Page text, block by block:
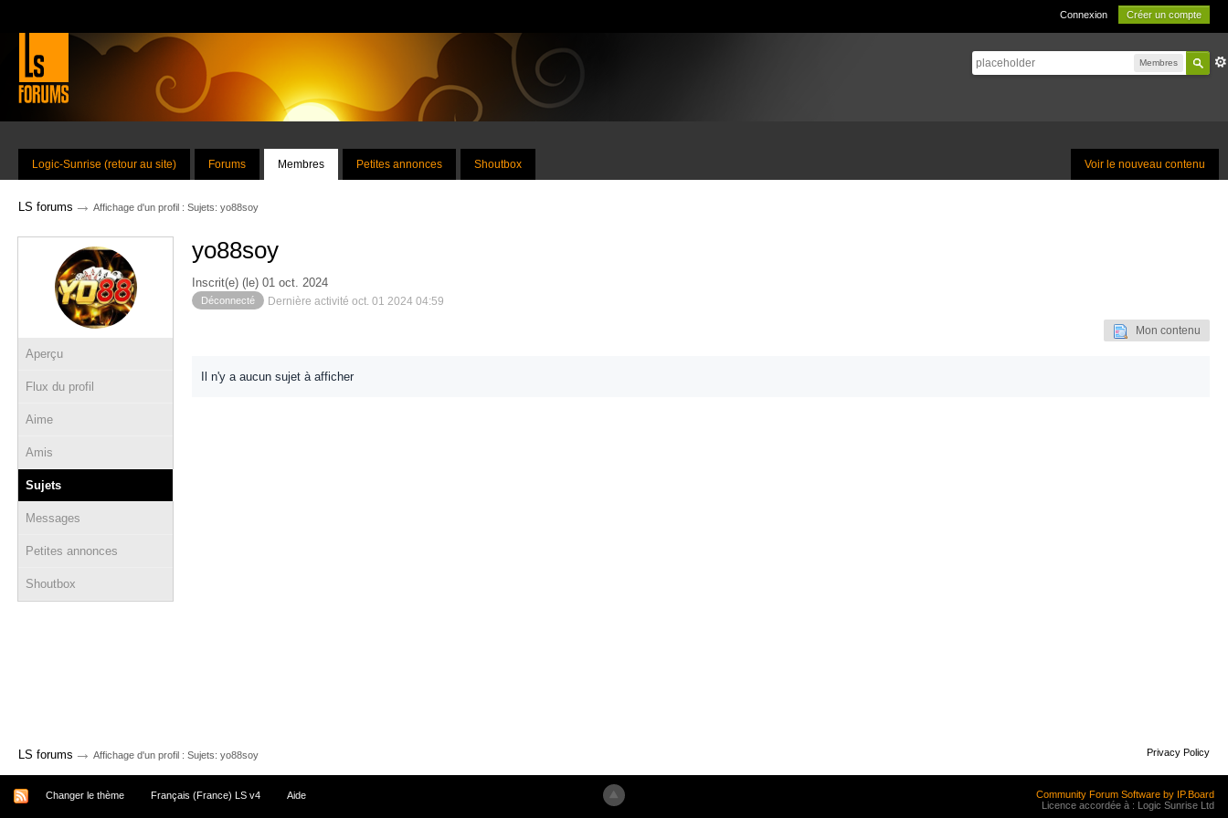
Connexion Créer un compte
Membres
Voir le nouveau contenu
Logic-Sunrise (retour au site) Forums Membres Petites annonces Shoutbox
LS forums → Affichage d'un profil : Sujets: yo88soy
Aperçu
Flux du profil
Aime
Amis
Sujets
Messages
Petites annonces
Shoutbox
yo88soy
Inscrit(e) (le) 01 oct. 2024
Déconnecté Dernière activité oct. 01 2024 04:59
Mon contenu
Il n'y a aucun sujet à afficher
LS forums → Affichage d'un profil : Sujets: yo88soy Privacy Policy
Changer le thème Français (France) LS v4 Aide
Community Forum Software by IP.Board
Licence accordée à : Logic Sunrise Ltd